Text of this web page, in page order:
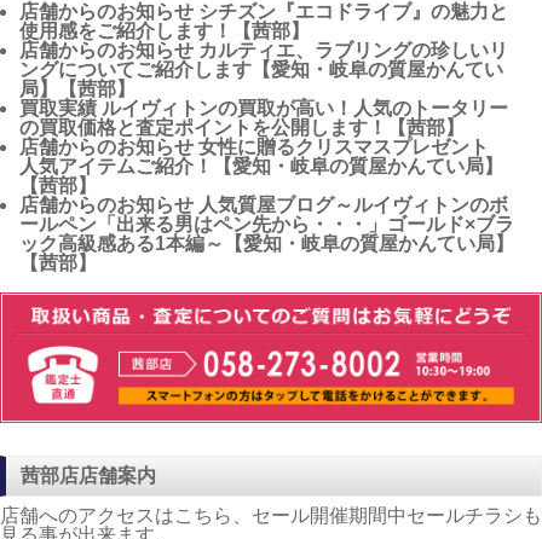
店舗からのお知らせ シチズン『エコドライブ』の魅力と
使用感をご紹介します！【茜部】
店舗からのお知らせ カルティエ、ラブリングの珍しいリ
ングについてご紹介します【愛知・岐阜の質屋かんてい
局】【茜部】
買取実績 ルイヴィトンの買取が高い！人気のトータリー
の買取価格と査定ポイントを公開します！【茜部】
店舗からのお知らせ 女性に贈るクリスマスプレゼント
人気アイテムご紹介！【愛知・岐阜の質屋かんてい局】
【茜部】
店舗からのお知らせ 人気質屋ブログ～ルイヴィトンのボ
ールペン「出来る男はペン先から・・・」ゴールド×ブラ
ック高級感ある1本編～【愛知・岐阜の質屋かんてい局】
【茜部】
茜部店店舗案内
店舗へのアクセスはこちら、セール開催期間中セールチラシも
見る事が出来ます。